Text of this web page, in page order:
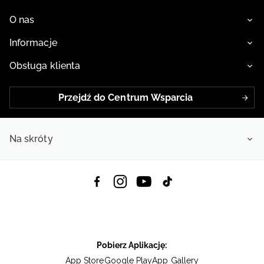
Przeczytaj na blogu:
Bieganie dla dzieci - jak powinien wyglądać trening?
Buty sportowe do szkoły – dylemat rodziców i dzieci
O nas
Informacje
Obsługa klienta
Przejdź do Centrum Wsparcia
Na skróty
Pobierz Aplikację:
App StoreGoogle PlayApp Gallery